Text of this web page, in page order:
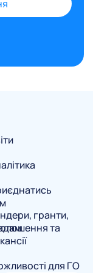
гранти,
та
для ГО